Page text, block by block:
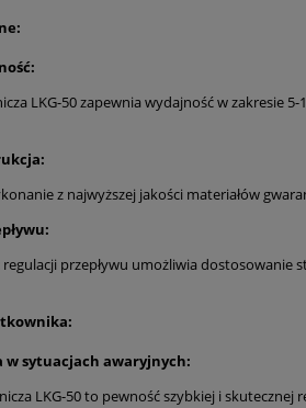
LKG-50 zapewnia wydajność w zakresie
z najwyższej jakości materiałów
przepływu umożliwia dostosowanie
w sytuacjach awaryjnych:
LKG-50 to pewność szybkiej i